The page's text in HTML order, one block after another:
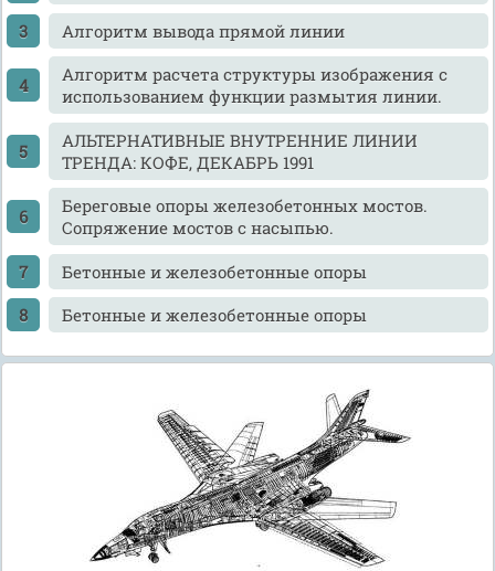
Алгоритм вывода прямой линии
Алгоритм расчета структуры изображения с
использованием функции размытия линии.
АЛЬТЕРНАТИВНЫЕ ВНУТРЕННИЕ ЛИНИИ
ТРЕНДА: КОФЕ, ДЕКАБРЬ 1991
Береговые опоры железобетонных мостов.
Сопряжение мостов с насыпью.
Бетонные и железобетонные опоры
Бетонные и железобетонные опоры